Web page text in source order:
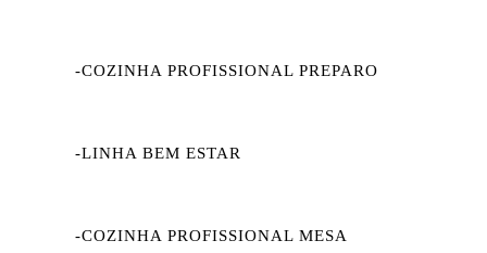
-COZINHA PROFISSIONAL PREPARO
-LINHA BEM ESTAR
-COZINHA PROFISSIONAL MESA